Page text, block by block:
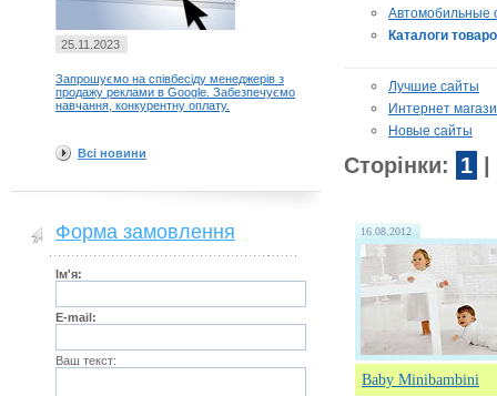
Автомобильные
Каталоги
Лучшие сайты
Интернет
Новые сайты
Сторінки: 1
16.08.2012
Baby Minibambini
25.11.2023
Запрошуємо на співбесіду менеджерів з
продажу реклами в Google. Забезпечуємо
навчання, конкурентну оплату.
Всі новини
Форма замовлення
Ім'я:
E-mail:
Ваш текст: